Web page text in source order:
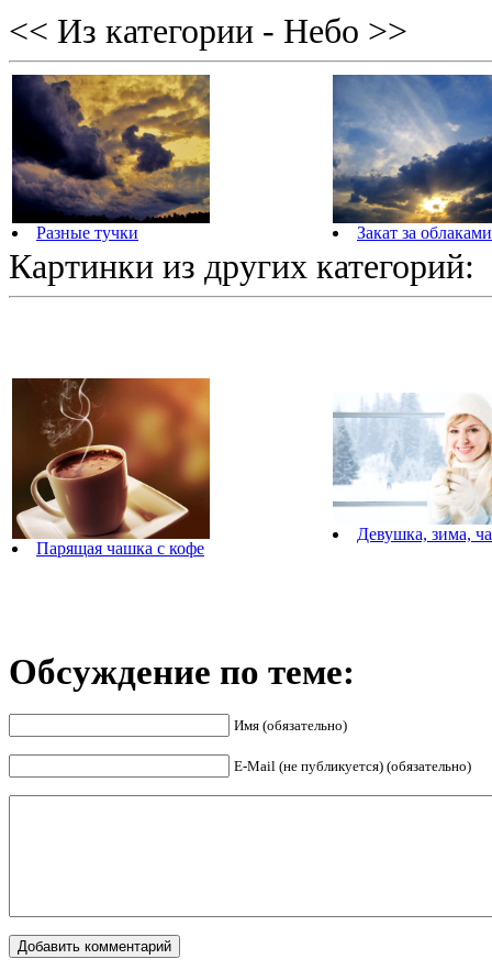
<< Из категории - Небо >>
Разные тучки Закат за облаками
Картинки из других категорий:
Парящая чашка с кофе
Девушка, зима,
Обсуждение по теме:
Имя (обязательно)
E-Mail (не публикуется) (обязательно)